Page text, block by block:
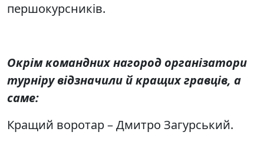
першокурсників.
Окрім командних нагород організатори
турніру відзначили й кращих гравців, а
саме:
Кращий воротар – Дмитро Загурський.